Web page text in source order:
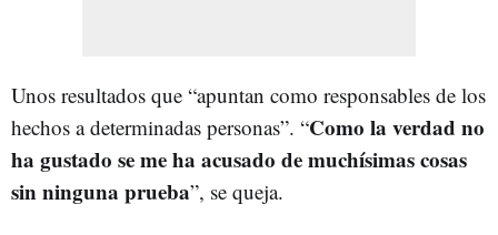
Unos resultados que “apuntan como responsables de los
hechos a determinadas personas”. “Como la verdad no
ha gustado se me ha acusado de muchísimas cosas
sin ninguna prueba”, se queja.